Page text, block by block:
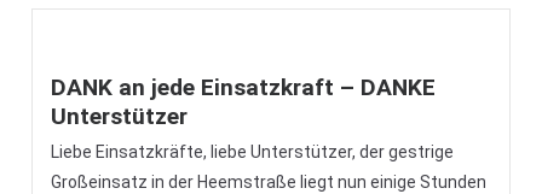
DANK an jede Einsatzkraft – DANKE
Unterstützer
Liebe Einsatzkräfte, liebe Unterstützer, der gestrige
Großeinsatz in der Heemstraße liegt nun einige Stunden